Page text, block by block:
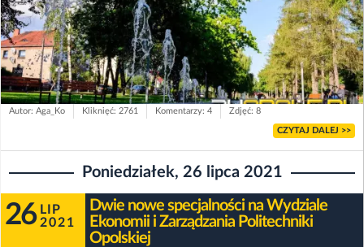
Autor: Aga_Ko Kliknięć: 2761 Komentarzy: 4 Zdjęć: 8
CZYTAJ DALEJ >>
Poniedziałek, 26 lipca 2021
26 LIP
2021
Dwie nowe specjalności na Wydziale
Ekonomii i Zarządzania Politechniki
Opolskiej